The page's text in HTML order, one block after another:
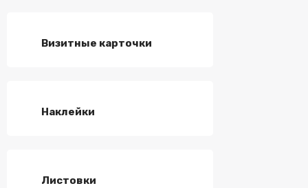
Визитные карточки
Наклейки
Листовки